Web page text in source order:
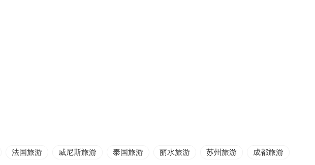
法国旅游 威尼斯旅游 泰国旅游 丽水旅游 苏州旅游 成都旅游